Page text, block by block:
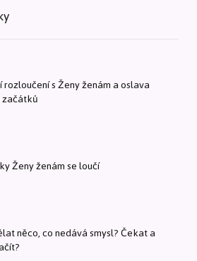
rozloučení s Ženy ženám a oslava
Ženy ženám se loučí
něco, co nedává smysl? Čekat a